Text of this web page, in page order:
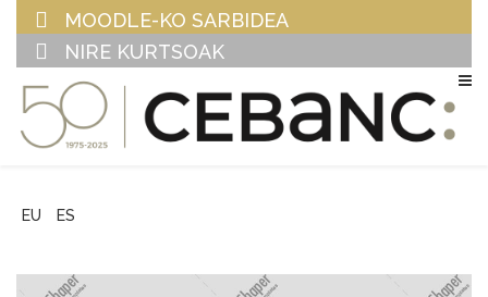
MOODLE-KO SARBIDEA
NIRE KURTSOAK
EU ES